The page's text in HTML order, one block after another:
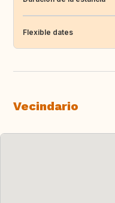
Flexible dates
Vecindario